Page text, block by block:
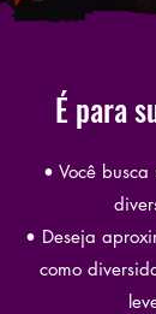
É para
• Você
• Deseja
como